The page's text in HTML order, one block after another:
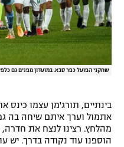
שחקני הפועל כפר סבא. במועדון מפנים גם
בינתיים, תורג'מן עצמו כינס
אתמול וערך איתם שיחה בה
מהלחץ. רצינו לנצח את
הוספנו עוד נקודה בדרך. יש